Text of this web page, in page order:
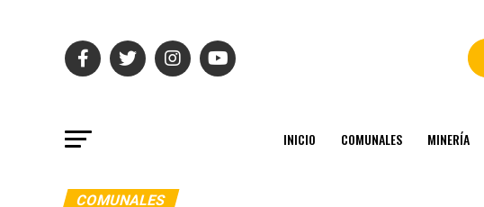
INICIO COMUNALES MINERÍA
COMUNALES